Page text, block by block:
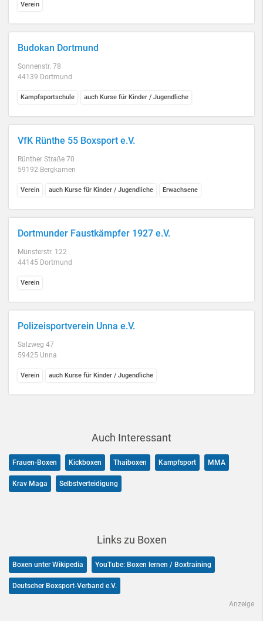
Verein
Budokan Dortmund
Sonnenstr. 78
44139 Dortmund
Kampfsportschule auch Kurse für Kinder / Jugendliche
VfK Rünthe 55 Boxsport e.V.
Rünther Straße 70
59192 Bergkamen
Verein auch Kurse für Kinder / Jugendliche Erwachsene
Dortmunder Faustkämpfer 1927 e.V.
Münsterstr. 122
44145 Dortmund
Verein
Polizeisportverein Unna e.V.
Salzweg 47
59425 Unna
Verein auch Kurse für Kinder / Jugendliche
Auch Interessant
Frauen-Boxen Kickboxen Thaiboxen Kampfsport MMA
Krav Maga Selbstverteidigung
Links zu Boxen
Boxen unter Wikipedia YouTube: Boxen lernen / Boxtraining
Deutscher Boxsport-Verband e.V.
Anzeige